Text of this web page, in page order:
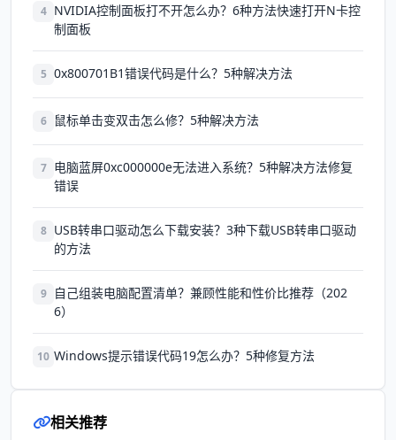
4 NVIDIA控制面板打不开怎么办？6种方法快速打开N卡控
制面板
5 0x800701B1错误代码是什么？5种解决方法
6 鼠标单击变双击怎么修？5种解决方法
7 电脑蓝屏0xc000000e无法进入系统？5种解决方法修复
错误
8 USB转串口驱动怎么下载安装？3种下载USB转串口驱动
的方法
9
自己组装电脑配置清单？兼顾性能和性价比推荐（202
6）
10 Windows提示错误代码19怎么办？5种修复方法
相关推荐